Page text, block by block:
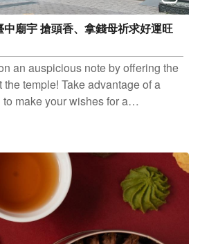
廟宇 搶頭香、拿錢母祈求好運旺
an auspicious note by offering the
temple! Take advantage of a
make your wishes for a
true. 元旦は、廟で新年の幸運祈
에 가서 향을 피우고 사찰 금화로
보세요 大甲鎮瀾宮 地址：台中市
樂成宮 地址：台中市東區旱溪街48
就有機會讓你的美照在大玩
臺中觀光旅遊網上曝光喔！
#scenery #Landscape #taiwan